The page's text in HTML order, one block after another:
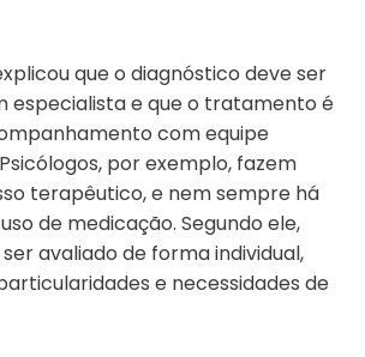
que o diagnóstico deve ser
especialista e que o tratamento é
com equipe
por exemplo, fazem
terapêutico, e nem sempre há
de medicação. Segundo ele,
avaliado de forma individual,
e necessidades de